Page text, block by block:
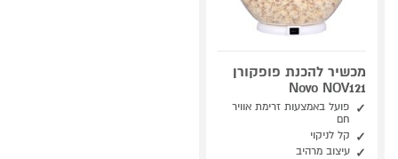
מכשיר להכנת פופקורן
Novo NOV121
פועל באמצעות זרימת אוויר
חם
קל לניקוי
עיצוב מרהיב